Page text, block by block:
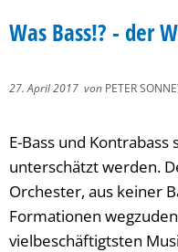
Was Bass!? - der
27. April 2017 von PETER
E-Bass und
unterschätzt werden.
Orchester, aus keiner
Formationen
vielbeschäftigtsten